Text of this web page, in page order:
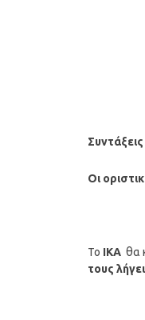
Οι
Το ΙΚΑ θα
τους